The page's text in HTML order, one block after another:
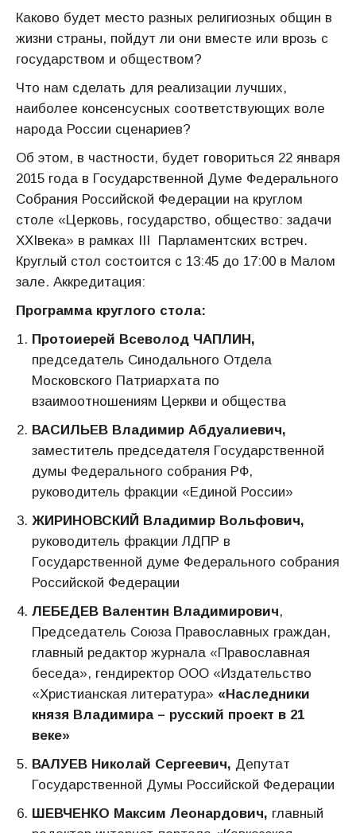
Каково будет место разных религиозных общин в
жизни страны, пойдут ли они вместе или врозь с
государством и обществом?
Что нам сделать для реализации лучших,
наиболее консенсусных соответствующих воле
народа России сценариев?
Об этом, в частности, будет говориться 22 января
2015 года в Государственной Думе Федерального
Собрания Российской Федерации на круглом
столе «Церковь, государство, общество: задачи
XXIвека» в рамках III Парламентских встреч.
Круглый стол состоится с 13:45 до 17:00 в Малом
зале. Аккредитация:
Программа круглого стола:
Протоиерей Всеволод ЧАПЛИН,
председатель Синодального Отдела
Московского Патриархата по
взаимоотношениям Церкви и общества
ВАСИЛЬЕВ Владимир Абдуалиевич,
заместитель председателя Государственной
думы Федерального собрания РФ,
руководитель фракции «Единой России»
ЖИРИНОВСКИЙ Владимир Вольфович,
руководитель фракции ЛДПР в
Государственной думе Федерального собрания
Российской Федерации
ЛЕБЕДЕВ Валентин Владимирович,
Председатель Союза Православных граждан,
главный редактор журнала «Православная
беседа», гендиректор ООО «Издательство
«Христианская литература» «Наследники
князя Владимира – русский проект в 21
веке»
ВАЛУЕВ Николай Сергеевич, Депутат
Государственной Думы Российской Федерации
ШЕВЧЕНКО Максим Леонардович, главный